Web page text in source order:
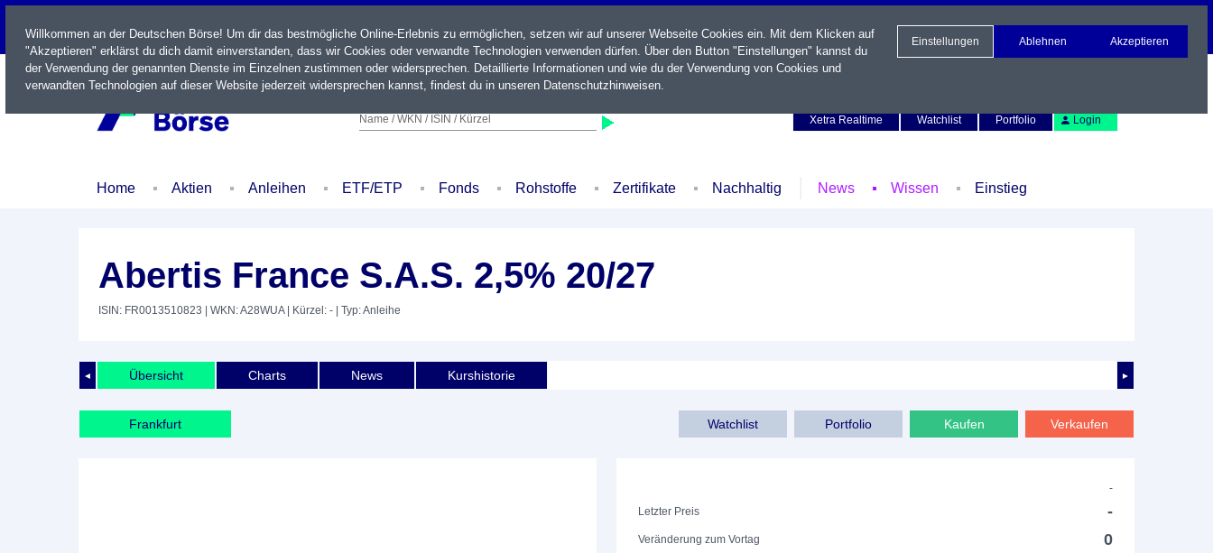
LIVE
Name / WKN / ISIN / Kürzel
Xetra Realtime
Watchlist Portfolio Login
Home Aktien Anleihen ETF/ETP Fonds Rohstoffe Zertifikate Nachhaltig News Wissen Einstieg
Abertis France S.A.S. 2,5% 20/27
ISIN: FR0013510823 | WKN: A28WUA| Kürzel: - | Typ: Anleihe
◄ ►
Übersicht Charts News Kurshistorie
Frankfurt Verkaufen
Kaufen
Portfolio
Watchlist
-
Letzter Preis
-
Veränderung zum Vortag 0
Willkommen an der Deutschen Börse! Um dir das bestmögliche Online-Erlebnis zu ermöglichen, setzen wir auf unserer Webseite Cookies ein. Mit dem Klicken auf
"Akzeptieren" erklärst du dich damit einverstanden, dass wir Cookies oder verwandte Technologien verwenden dürfen. Über den Button "Einstellungen" kannst du
der Verwendung der genannten Dienste im Einzelnen zustimmen oder widersprechen. Detaillierte Informationen und wie du der Verwendung von Cookies und
verwandten Technologien auf dieser Website jederzeit widersprechen kannst, findest du in unseren Datenschutzhinweisen.
Einstellungen Ablehnen Akzeptieren